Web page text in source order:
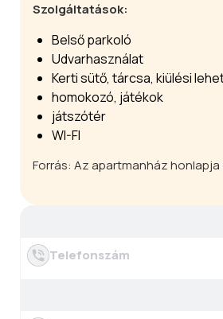
Szolgáltatások:
Belső parkoló
Udvarhasználat
Kerti sütő, tárcsa, kiülési
homokozó, játékok
játszótér
WI-FI
Forrás: Az apartmanház
Telefonszám